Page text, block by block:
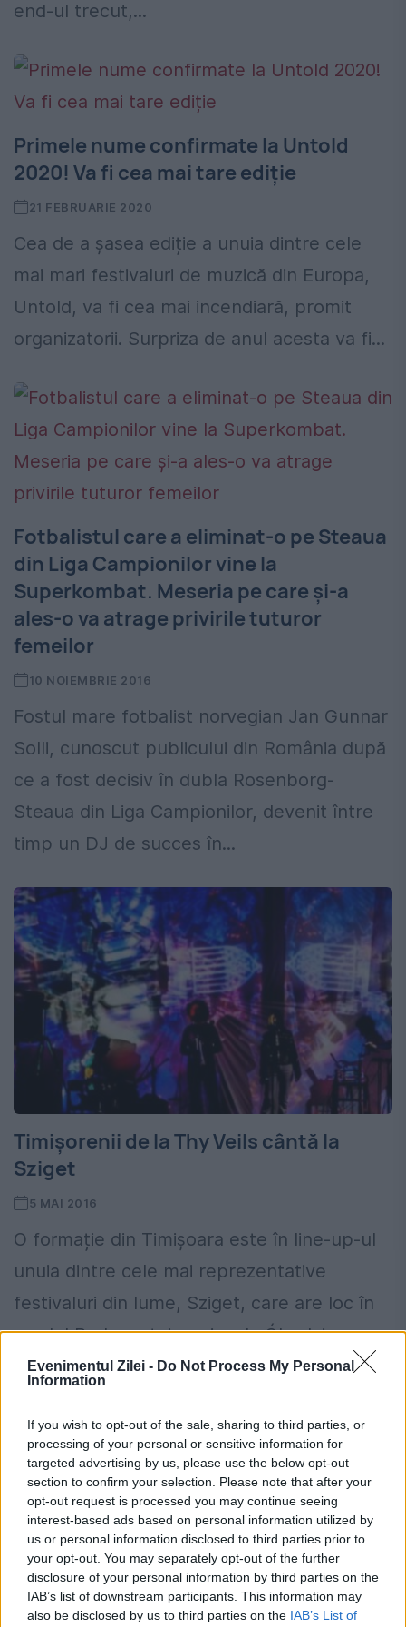
Evenimentul Zilei - Do Not Process My Personal
Information
If you wish to opt-out of the sale, sharing to third parties, or
processing of your personal or sensitive information for
targeted advertising by us, please use the below opt-out
section to confirm your selection. Please note that after your
opt-out request is processed you may continue seeing
interest-based ads based on personal information utilized by
us or personal information disclosed to third parties prior to
your opt-out. You may separately opt-out of the further
disclosure of your personal information by third parties on the
IAB’s list of downstream participants. This information may
also be disclosed by us to third parties on the IAB’s List of
end-ul trecut,...
Primele nume confirmate la Untold
2020! Va fi cea mai tare ediție
21 FEBRUARIE 2020
Cea de a șasea ediție a unuia dintre cele
mai mari festivaluri de muzică din Europa,
Untold, va fi cea mai incendiară, promit
organizatorii. Surpriza de anul acesta va fi...
Fotbalistul care a eliminat-o pe Steaua
din Liga Campionilor vine la
Superkombat. Meseria pe care şi-a
ales-o va atrage privirile tuturor
femeilor
10 NOIEMBRIE 2016
Fostul mare fotbalist norvegian Jan Gunnar
Solli, cunoscut publicului din România după
ce a fost decisiv în dubla Rosenborg-
Steaua din Liga Campionilor, devenit între
timp un DJ de succes în...
Timișorenii de la Thy Veils cântă la
Sziget
5 MAI 2016
O formație din Timișoara este în line-up-ul
unuia dintre cele mai reprezentative
festivaluri din lume, Sziget, care are loc în
nordul Budapestei, pe insula Óbudai.
Cuvantul sziget înseamnă chiar “insulă”...